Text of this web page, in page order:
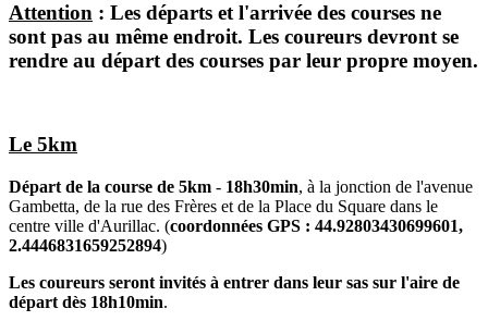
Attention : Les départs et l'arrivée des courses ne
sont pas au même endroit. Les coureurs devront se
rendre au départ des courses par leur propre moyen.
Le 5km
Départ de la course de 5km - 18h30min, à la jonction de l'avenue
Gambetta, de la rue des Frères et de la Place du Square dans le
centre ville d'Aurillac. (coordonnées GPS : 44.92803430699601,
2.4446831659252894)
Les coureurs seront invités à entrer dans leur sas sur l'aire de
départ dès 18h10min.